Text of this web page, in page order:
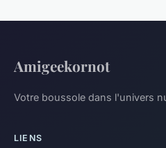
Amigeekornot
Votre boussole dans l'univers
LIENS